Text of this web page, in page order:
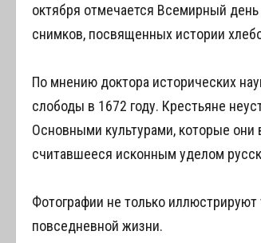
октября отмечается Всемирный
снимков, посвященных истории
По мнению доктора исторических
слободы в 1672 году. Крестьяне
Основными культурами, которые
считавшееся исконным уделом
Фотографии не только
повседневной жизни.